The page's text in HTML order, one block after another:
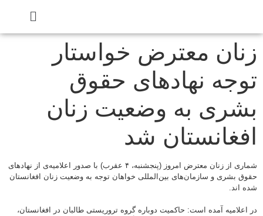
زنان‌ معترض خواستار
توجه نهادهای حقوق
بشری به وضعیت زنان
افغانستان شد
شماری از زنان معترض امروز (پنجشنبه، ۴ عقرب) با صدور اعلامیه‌‌ی از نهادهای
حقوق بشری و سازمان‌های بین‌المللی خواهان توجه به وضعیت زنان افغانستان
شده اند.
در اعلامیه آمده است: حاکمیت دوباره گروه تروریستی طالبان در افغانستان،